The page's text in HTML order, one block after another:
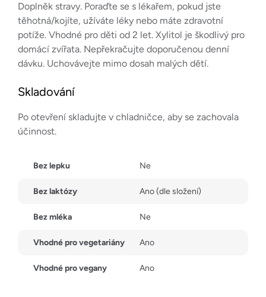
Doplněk stravy. Poraďte se s lékařem, pokud jste
těhotná/kojíte, užíváte léky nebo máte zdravotní
potíže. Vhodné pro děti od 2 let. Xylitol je škodlivý pro
domácí zvířata. Nepřekračujte doporučenou denní
dávku. Uchovávejte mimo dosah malých dětí.
Skladování
Po otevření skladujte v chladničce, aby se zachovala
účinnost.
Bez lepku Ne
Bez laktózy Ano (dle složení)
Bez mléka Ne
Vhodné pro vegetariány Ano
Vhodné pro vegany Ano